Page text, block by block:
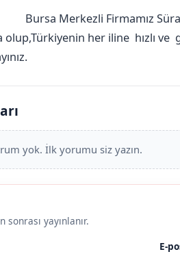
Bursa Merkezli Firmamız
her iline hızlı ve
yok. İlk yorumu siz yazın.
yayınlanır.
E-